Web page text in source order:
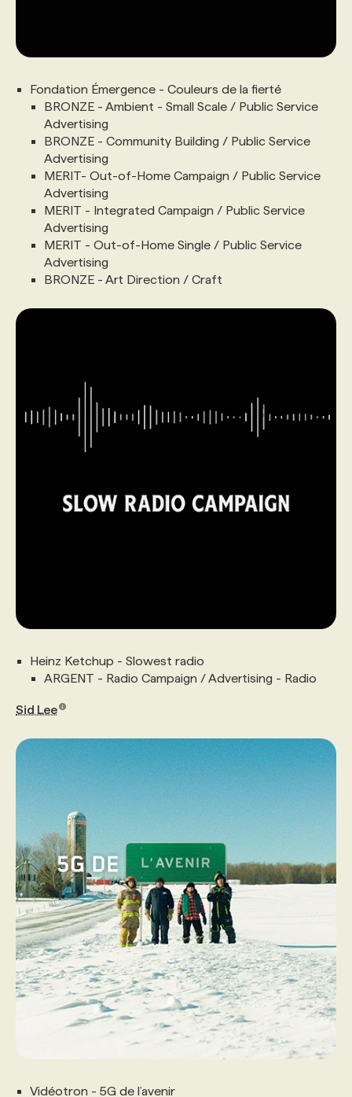
Fondation Émergence - Couleurs de la fierté
BRONZE - Ambient - Small Scale / Public Service
Advertising
BRONZE - Community Building / Public Service
Advertising
MERIT- Out-of-Home Campaign / Public Service
Advertising
MERIT - Integrated Campaign / Public Service
Advertising
MERIT - Out-of-Home Single / Public Service
Advertising
BRONZE - Art Direction / Craft
Heinz Ketchup - Slowest radio
ARGENT - Radio Campaign / Advertising - Radio
Sid Lee
Vidéotron - 5G de l’avenir